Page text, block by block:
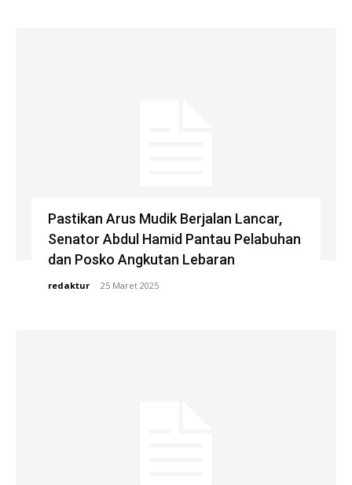
Pastikan Arus Mudik Berjalan Lancar,
Senator Abdul Hamid Pantau Pelabuhan
dan Posko Angkutan Lebaran
redaktur - 25 Maret 2025